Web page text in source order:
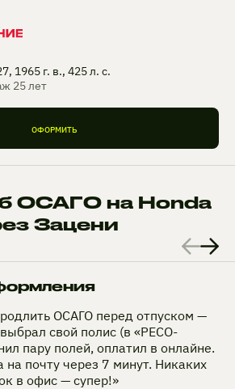
1965 г. в., 425 л. с.
25 лет
ОФОРМИТЬ
ОСАГО на Honda
Зацени
ОСАГО перед отпуском —
свой полис (в «РЕСО-
пару полей, оплатил в онлайне.
почту через 7 минут. Никаких
в офис — супер!»